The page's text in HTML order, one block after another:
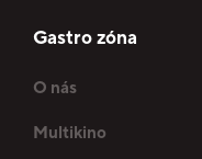
Gastro zóna
O nás
Multikino